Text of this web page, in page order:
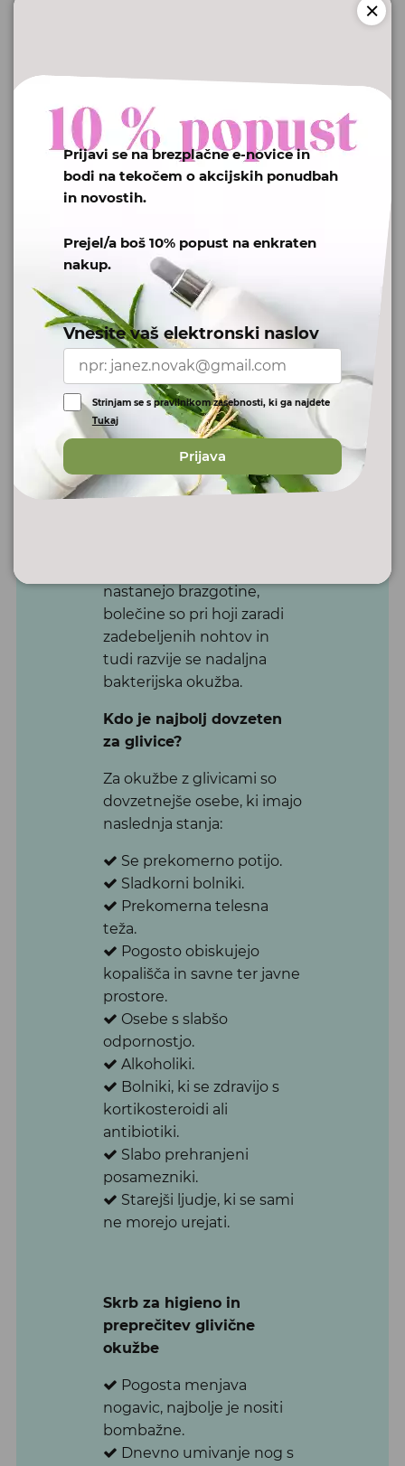
Okužba stopal se opazi
kot razpokana koža, se
lušči, je srbeča in pordela.
Ali so glivice na nohtih
JA. Glivice na nohtih so zelo
zelo in hitro nalezljive na
drugega človeka,
predvsem med sorodniki
ali najbližjimi. Prav zaradi
tega jih imajo mnogi ljudje,
ker se prenašajo hitro.
Vsako glivično okužbo je
potrebno začeti zdraviti
takoj, da se ne prenaša
naprej na druge osebe. V
kolikor glivic na nohtih in
nastanejo brazgotine,
bolečine so pri hoji zaradi
zadebeljenih nohtov in
tudi razvije se nadaljna
bakterijska okužba.
Kdo je najbolj dovzeten
za glivice?
Za okužbe z glivicami so
dovzetnejše osebe, ki imajo
naslednja stanja:
Se prekomerno potijo.
Sladkorni bolniki.
Prekomerna telesna
teža.
Pogosto obiskujejo
kopališča in savne ter javne
prostore.
Osebe s slabšo
odpornostjo.
Alkoholiki.
Bolniki, ki se zdravijo s
kortikosteroidi ali
antibiotiki.
Slabo prehranjeni
posamezniki.
Starejši ljudje, ki se sami
ne morejo urejati.
Skrb za higieno in
preprečitev glivične
okužbe
Pogosta menjava
nogavic, najbolje je nositi
bombažne.
Dnevno umivanje nog s
Prijavi se na brezplačne e-novice in
bodi na tekočem o akcijskih ponudbah
in novostih.
Prejel/a boš 10% popust na enkraten
nakup.
Vnesite vaš elektronski naslov
Strinjam se s pravilnikom zasebnosti, ki ga najdete
Tukaj
Prijava